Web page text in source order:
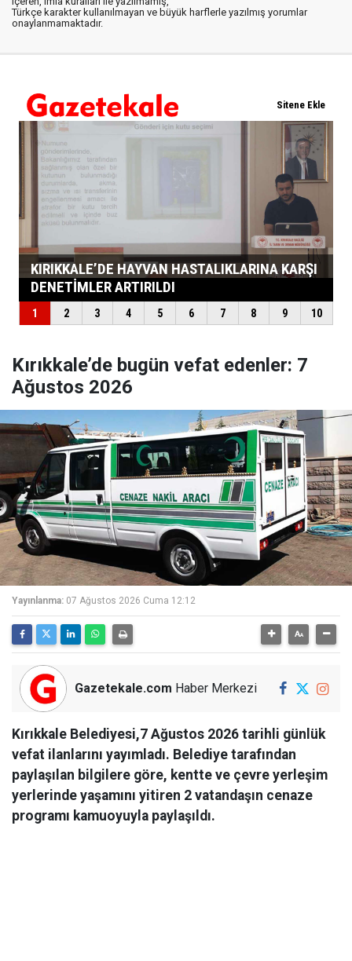
Türkçe karakter kullanılmayan ve büyük harflerle yazılmış yorumlar
onaylanmamaktadır.
Kırıkkale’de bugün vefat edenler: 7
Ağustos 2026
Yayınlanma: 07 Ağustos 2026 Cuma 12:12
Gazetekale.com Haber Merkezi
Kırıkkale Belediyesi,7 Ağustos 2026 tarihli günlük
vefat ilanlarını yayımladı. Belediye tarafından
paylaşılan bilgilere göre, kentte ve çevre yerleşim
yerlerinde yaşamını yitiren 2 vatandaşın cenaze
programı kamuoyuyla paylaşıldı.